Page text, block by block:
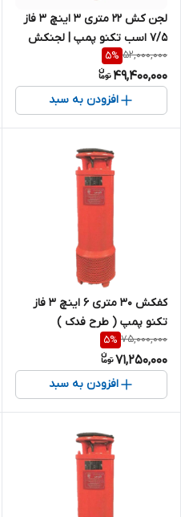
لجن کش ۲۲ متری ۳ اینچ ۳ فاز
۷/۵ اسب تکنو پمپ | لجنکش
سه اینچ ایرانی
52,000,000
5%
49,400,000
افزودن به سبد
کفکش 30 متری 6 اینچ 3 فاز
تکنو پمپ ( طرح فدک )
75,000,000
5%
71,250,000
افزودن به سبد